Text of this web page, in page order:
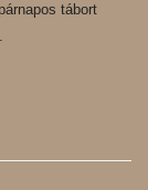
tábort